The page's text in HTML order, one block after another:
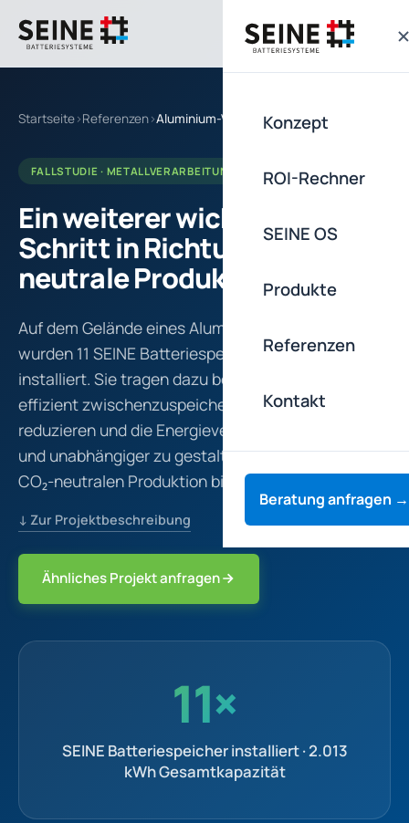
Konzept
ROI-Rechner
SEINE OS
Produkte
Referenzen
Kontakt
Beratung anfragen →
Startseite›Referenzen›Aluminium-Verarbeiter
FALLSTUDIE · METALLVERARBEITUNG
Ein weiterer wichtiger
Schritt in Richtung CO₂-
neutrale Produktion.
Auf dem Gelände eines Aluminium-Verarbeiters
wurden 11 SEINE Batteriespeicher angeliefert und
installiert. Sie tragen dazu bei, erzeugte Energie
effizient zwischenzuspeichern, Lastspitzen zu
reduzieren und die Energieversorgung nachhaltiger
und unabhängiger zu gestalten – auf dem Weg zur
CO₂-neutralen Produktion bis 2030.
↓ Zur Projektbeschreibung
Ähnliches Projekt anfragen
11×
SEINE Batteriespeicher installiert · 2.013
kWh Gesamtkapazität